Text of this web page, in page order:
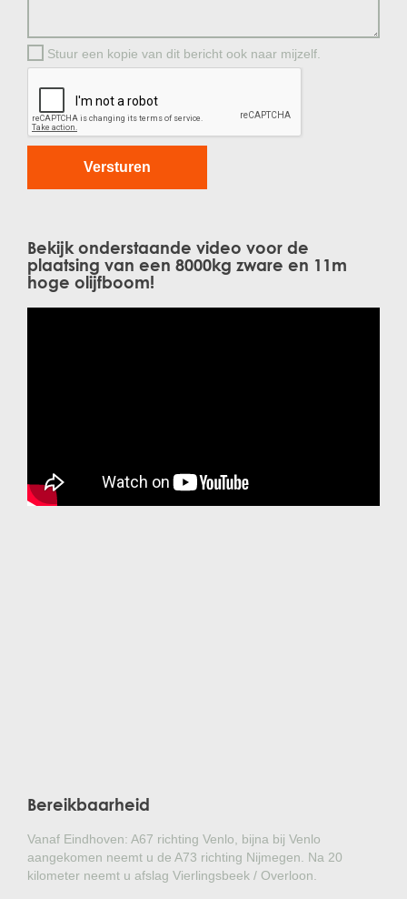
Stuur een kopie van dit bericht ook naar mijzelf.
Bekijk onderstaande video voor de
plaatsing van een 8000kg zware en 11m
hoge olijfboom!
Bereikbaarheid
Vanaf Eindhoven: A67 richting Venlo, bijna bij Venlo
aangekomen neemt u de A73 richting Nijmegen. Na 20
kilometer neemt u afslag Vierlingsbeek / Overloon.